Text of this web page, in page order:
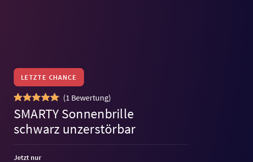
LETZTE CHANCE
(1 Bewertung)
SMARTY Sonnenbrille
schwarz unzerstörbar
Jetzt nur